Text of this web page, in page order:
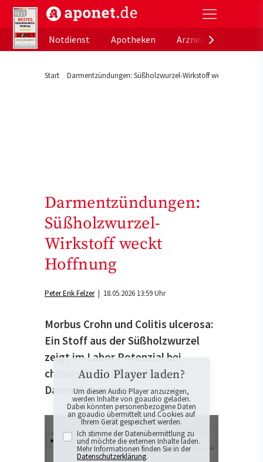
aponet.de - Das offizielle Gesundheitsportal der
Notdienst
Apotheken
Start Darmentzündungen: Süßholzwurzel-Wirkstoff weckt Hoffnung
Darmentzündungen:
Süßholzwurzel-
Wirkstoff weckt
Hoffnung
Peter Erik Felzer| 18.05.2026 13:59 Uhr
Morbus Crohn und Colitis ulcerosa:
Ein Stoff aus der Süßholzwurzel
zeigt im Labor Potenzial bei
chronisch entzündlichen
Darmerkrankungen.
Audio Player laden?
Um diesen Audio Player anzuzeigen,
werden Inhalte von goaudio geladen.
Dabei könnten personenbezogene Daten
an goaudio übermittelt und Cookies auf
Ihrem Gerät gespeichert werden.
Ich stimme der Datenübermittlung zu
und möchte die externen Inhalte laden.
Mehr Informationen finden Sie in der
Datenschutzerklärung.